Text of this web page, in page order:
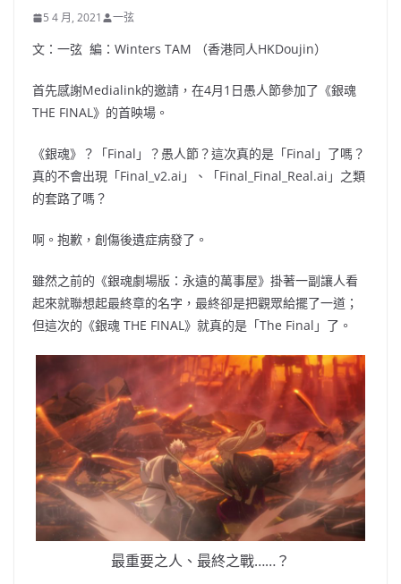
5 4 月, 2021 一弦
文：一弦 編：Winters TAM （香港同人HKDoujin）
首先感謝Medialink的邀請，在4月1日愚人節參加了《銀魂
THE FINAL》的首映場。
《銀魂》？「Final」？愚人節？這次真的是「Final」了嗎？
真的不會出現「Final_v2.ai」、「Final_Final_Real.ai」之類
的套路了嗎？
啊。抱歉，創傷後遺症病發了。
雖然之前的《銀魂劇場版：永遠的萬事屋》掛著一副讓人看
起來就聯想起最終章的名字，最終卻是把觀眾給擺了一道；
但這次的《銀魂 THE FINAL》就真的是「The Final」了。
最重要之人、最終之戰……？